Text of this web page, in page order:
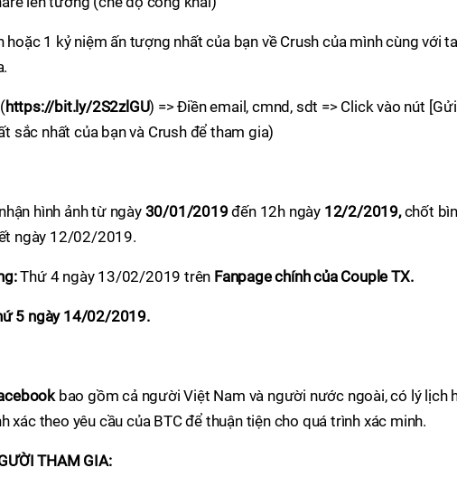
hoặc 1 kỷ niệm ấn tượng nhất của bạn về Crush của mình cùng với
https://bit.ly/2S2zlGU) => Điền email, cmnd, sdt => Click vào nút [Gửi
sắc nhất của bạn và Crush để tham gia)
hình ảnh từ ngày 30/01/2019đến 12h ngày 12/2/2019,chốt
ngày 12/02/2019.
Thứ 4 ngày 13/02/2019 trên Fanpage chính của Couple TX.
5 ngày 14/02/2019.
bao gồm cả người Việt Nam và người nước ngoài, có lý lịch
xác theo yêu cầu của BTC để thuận tiện cho quá trình xác minh.
THAM GIA: